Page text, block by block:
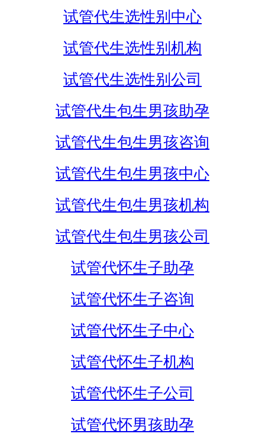
试管代生选性别中心
试管代生选性别机构
试管代生选性别公司
试管代生包生男孩助孕
试管代生包生男孩咨询
试管代生包生男孩中心
试管代生包生男孩机构
试管代生包生男孩公司
试管代怀生子助孕
试管代怀生子咨询
试管代怀生子中心
试管代怀生子机构
试管代怀生子公司
试管代怀男孩助孕